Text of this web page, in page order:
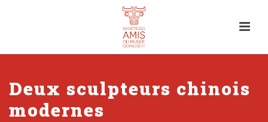
Deux sculpteurs chinois
modernes